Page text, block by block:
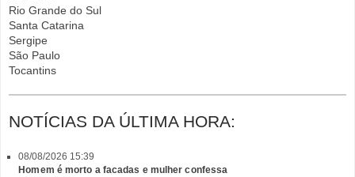
Rio Grande do Sul
Santa Catarina
Sergipe
São Paulo
Tocantins
NOTÍCIAS DA ÚLTIMA HORA:
08/08/2026 15:39
Homem é morto a facadas e mulher confessa